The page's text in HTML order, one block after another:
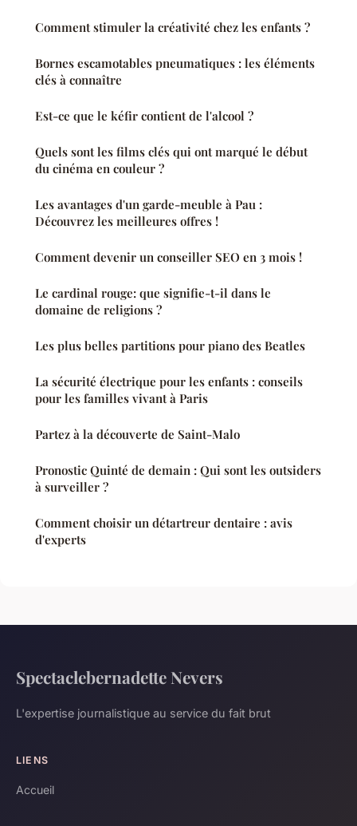
Comment stimuler la créativité chez les enfants ?
Bornes escamotables pneumatiques : les éléments
clés à connaître
Est-ce que le kéfir contient de l'alcool ?
Quels sont les films clés qui ont marqué le début
du cinéma en couleur ?
Les avantages d'un garde-meuble à Pau :
Découvrez les meilleures offres !
Comment devenir un conseiller SEO en 3 mois !
Le cardinal rouge: que signifie-t-il dans le
domaine de religions ?
Les plus belles partitions pour piano des Beatles
La sécurité électrique pour les enfants : conseils
pour les familles vivant à Paris
Partez à la découverte de Saint-Malo
Pronostic Quinté de demain : Qui sont les outsiders
à surveiller ?
Comment choisir un détartreur dentaire : avis
d'experts
Spectaclebernadette Nevers
L'expertise journalistique au service du fait brut
LIENS
Accueil